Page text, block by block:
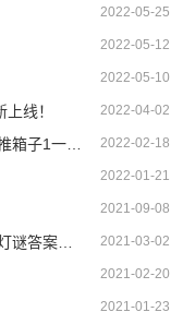
2022-05-25
2022-05-12
2022-05-10
2022-04-02
线！
2022-02-18
文通关攻略
2022-01-21
2021-09-08
2021-03-02
全2021
2021-02-20
2021-01-23